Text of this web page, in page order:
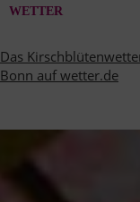
WETTER
Das
Bonn auf wetter.de